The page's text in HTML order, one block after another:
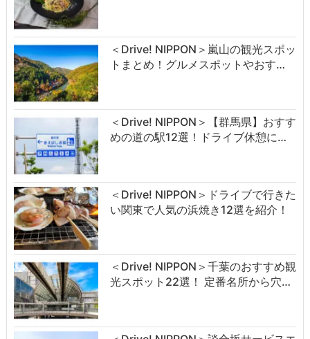
＜Drive! NIPPON＞嵐山の観光スポッ
トまとめ！グルメスポットやおす…
＜Drive! NIPPON＞【群馬県】おすす
めの道の駅12選！ドライブ休憩に…
＜Drive! NIPPON＞ドライブで行きた
い関東で人気の浜焼き12選を紹介！
＜Drive! NIPPON＞千葉のおすすめ観
光スポット22選！ 定番名所から穴…